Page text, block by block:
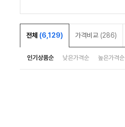
전체 (6,129) 가격비교 (286)
인기상품순 낮은가격순 높은가격순